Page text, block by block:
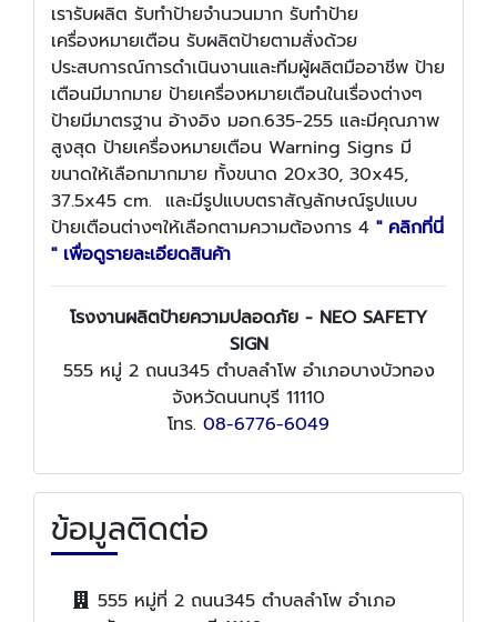
เรารับผลิต รับทำป้ายจำนวนมาก รับทำป้าย
เครื่องหมายเตือน รับผลิตป้ายตามสั่งด้วย
ประสบการณ์การดำเนินงานและทีมผู้ผลิตมืออาชีพ ป้าย
เตือนมีมากมาย ป้ายเครื่องหมายเตือนในเรื่องต่างๆ
ป้ายมีมาตรฐาน อ้างอิง มอก.635-255 และมีคุณภาพ
สูงสุด ป้ายเครื่องหมายเตือน Warning Signs มี
ขนาดให้เลือกมากมาย ทั้งขนาด 20x30, 30x45,
37.5x45 cm. และมีรูปแบบตราสัญลักษณ์รูปแบบ
ป้ายเตือนต่างๆให้เลือกตามความต้องการ 4 " คลิกที่นี่
" เพื่อดูรายละเอียดสินค้า
โรงงานผลิตป้ายความปลอดภัย - NEO SAFETY
SIGN
555 หมู่ 2 ถนน345 ตำบลลำโพ อำเภอบางบัวทอง
จังหวัดนนทบุรี 11110
โทร. 08-6776-6049
ข้อมูลติดต่อ
555 หมู่ที่ 2 ถนน345 ตำบลลำโพ อำเภอ